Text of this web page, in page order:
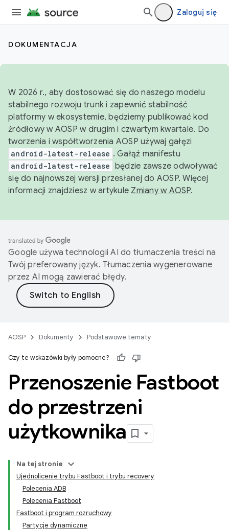
Zaloguj się
DOKUMENTACJA
W 2026 r., aby dostosować się do naszego modelu
stabilnego rozwoju trunk i zapewnić stabilność
platformy w ekosystemie, będziemy publikować kod
źródłowy w AOSP w drugim i czwartym kwartale. Do
tworzenia i współtworzenia AOSP używaj gałęzi
android-latest-release . Gałąź manifestu
android-latest-release będzie zawsze odwoływać
się do najnowszej wersji przesłanej do AOSP. Więcej
informacji znajdziesz w artykule Zmiany w AOSP.
Google używa technologii AI do tłumaczenia treści na
Twój preferowany język. Tłumaczenia wygenerowane
przez AI mogą zawierać błędy.
AOSP Dokumenty Podstawowe tematy
Czy te wskazówki były pomocne?
Przenoszenie Fastboot
do przestrzeni
użytkownika
Na tej stronie
Ujednolicenie trybu Fastboot i trybu recovery
Polecenia ADB
Polecenia Fastboot
Fastboot i program rozruchowy
Partycje dynamiczne